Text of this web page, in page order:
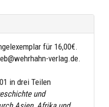
für 16,00€.
verlag.de.
in drei Teilen
und